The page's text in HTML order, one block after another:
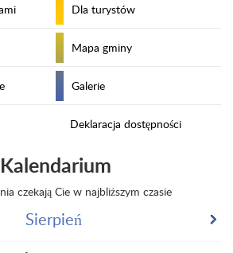
Dla turystów
Mapa gminy
Galerie
Deklaracja dostępności
Kalendarium
czekają Cie w najbliższym czasie
Sierpień